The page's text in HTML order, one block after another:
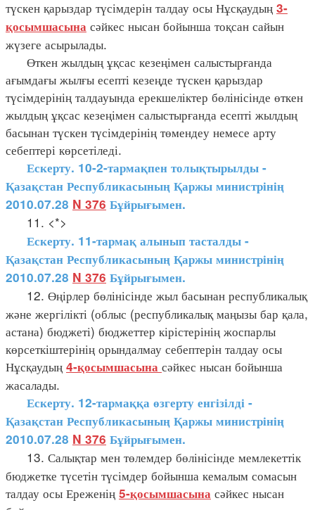
түскен қарыздар түсімдерін талдау осы Нұсқаудың 3-
қосымшасына сәйкес нысан бойынша тоқсан сайын
жүзеге асырылады.
Өткен жылдың ұқсас кезеңімен салыстырғанда
ағымдағы жылғы есепті кезеңде түскен қарыздар
түсімдерінің талдауында ерекшеліктер бөлінісінде өткен
жылдың ұқсас кезеңімен салыстырғанда есепті жылдың
басынан түскен түсімдерінің төмендеу немесе арту
себептері көрсетіледі.
Ескерту. 10-2-тармақпен толықтырылды -
Қазақстан Республикасының Қаржы министрінің
2010.07.28 N 376 Бұйрығымен.
11. <*>
Ескерту. 11-тармақ алынып тасталды -
Қазақстан Республикасының Қаржы министрінің
2010.07.28 N 376 Бұйрығымен.
12. Өңірлер бөлінісінде жыл басынан республикалық
және жергілікті (облыс (республикалық маңызы бар қала,
астана) бюджеті) бюджеттер кірістерінің жоспарлы
көрсеткіштерінің орындалмау себептерін талдау осы
Нұсқаудың 4-қосымшасына сәйкес нысан бойынша
жасалады.
Ескерту. 12-тармаққа өзгерту енгізілді -
Қазақстан Республикасының Қаржы министрінің
2010.07.28 N 376 Бұйрығымен.
13. Салықтар мен төлемдер бөлінісінде мемлекеттік
бюджетке түсетін түсімдер бойынша кемалым сомасын
талдау осы Ереженің 5-қосымшасына сәйкес нысан